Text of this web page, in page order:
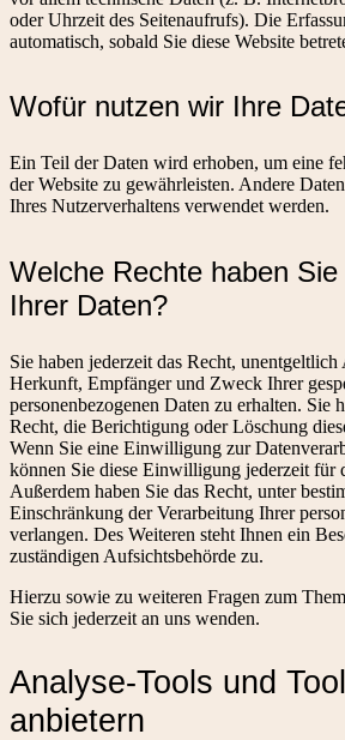
oder Uhrzeit des Seitenaufrufs). Die
automatisch, sobald Sie diese Website
Wofür nutzen wir Ihre
Ein Teil der Daten wird erhoben, um eine
der Website zu gewährleisten. Andere
Ihres Nutzerverhaltens verwendet werden.
Welche Rechte haben Sie
Ihrer Daten?
Sie haben jederzeit das Recht,
Herkunft, Empfänger und Zweck Ihrer
personenbezogenen Daten zu erhalten. Sie
Recht, die Berichtigung oder Löschung
Wenn Sie eine Einwilligung zur
können Sie diese Einwilligung jederzeit für
Außerdem haben Sie das Recht, unter
Einschränkung der Verarbeitung Ihrer
verlangen. Des Weiteren steht Ihnen ein
zuständigen Aufsichtsbehörde zu.
Hierzu sowie zu weiteren Fragen zum
Sie sich jederzeit an uns wenden.
Analyse-Tools und
anbietern